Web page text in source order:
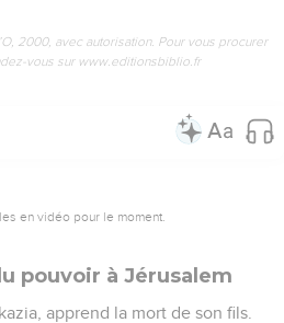
2000, avec autorisation. Pour vous procurer
vous sur www.editionsbiblio.fr
en vidéo pour le moment.
pouvoir à Jérusalem
apprend la mort de son fils.